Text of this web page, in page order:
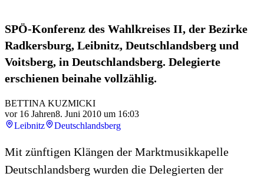
SPÖ-Konferenz des Wahlkreises II, der Bezirke
Radkersburg, Leibnitz, Deutschlandsberg und
Voitsberg, in Deutschlandsberg. Delegierte
erschienen beinahe vollzählig.
BETTINA KUZMICKI
vor 16 Jahren8. Juni 2010 um 16:03
Leibnitz
Deutschlandsberg
Mit zünftigen Klängen der Marktmusikkapelle
Deutschlandsberg wurden die Delegierten der